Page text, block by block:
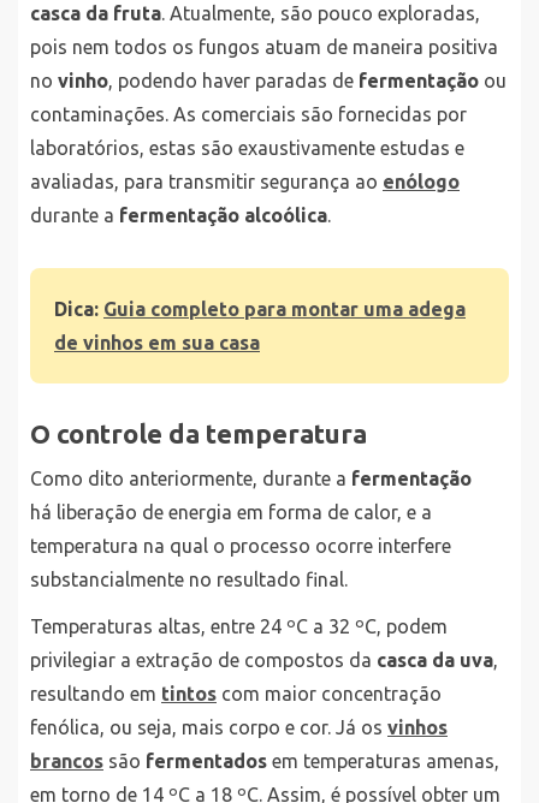
casca da fruta. Atualmente, são pouco exploradas,
pois nem todos os fungos atuam de maneira positiva
no vinho, podendo haver paradas de fermentação ou
contaminações. As comerciais são fornecidas por
laboratórios, estas são exaustivamente estudas e
avaliadas, para transmitir segurança ao enólogo
durante a fermentação alcoólica.
Dica: Guia completo para montar uma adega
de vinhos em sua casa
O controle da temperatura
Como dito anteriormente, durante a fermentação
há liberação de energia em forma de calor, e a
temperatura na qual o processo ocorre interfere
substancialmente no resultado final.
Temperaturas altas, entre 24 ºC a 32 ºC, podem
privilegiar a extração de compostos da casca da uva,
resultando em tintos com maior concentração
fenólica, ou seja, mais corpo e cor. Já os vinhos
brancos são fermentados em temperaturas amenas,
em torno de 14 ºC a 18 ºC. Assim, é possível obter um